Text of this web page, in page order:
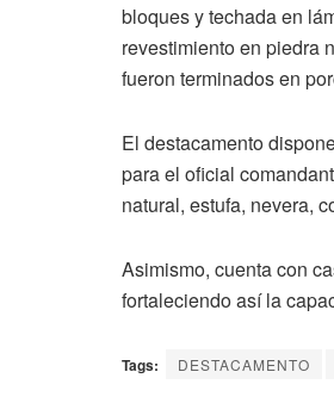
bloques y techada en
revestimiento en piedra
fueron terminados en
El destacamento
para el oficial
natural, estufa, nevera,
Asimismo, cuenta con
fortaleciendo así la
Tags: DESTACAMENTO